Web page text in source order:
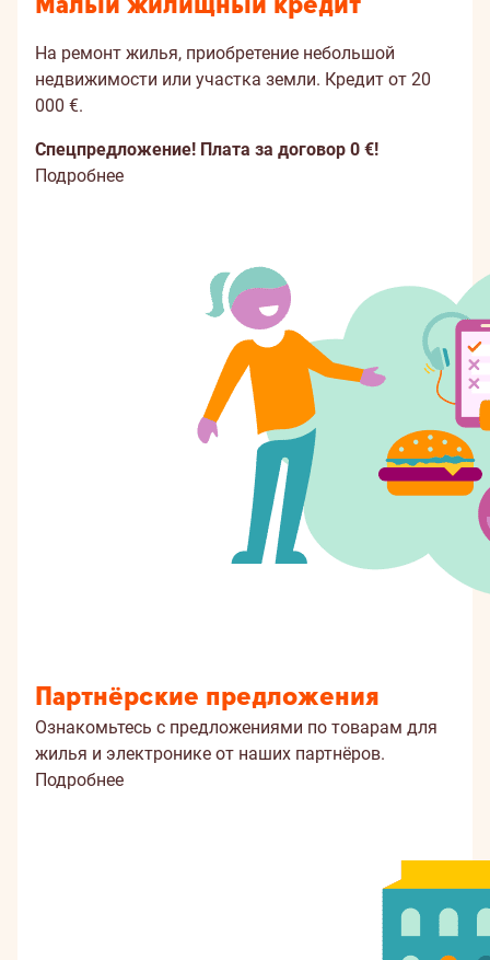
На ремонт жилья, приобретение небольшой
недвижимости или участка земли. Кредит от 20
000 €.
Спецпредложение! Плата за договор 0 €!
Подробнее
Партнёрские предложения
Ознакомьтесь с предложениями по товарам для
жилья и электронике от наших партнёров.
Подробнее